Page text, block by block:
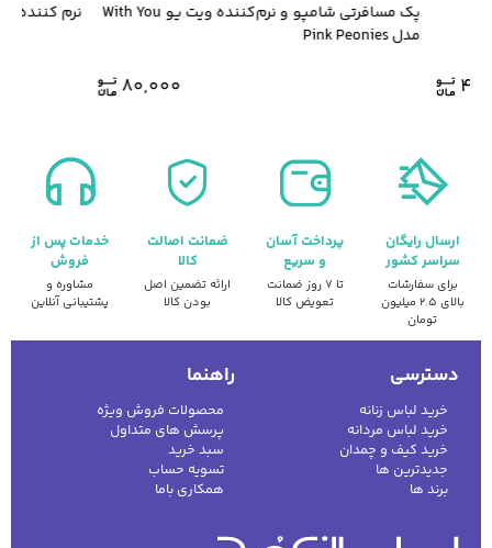
پک مسافرتی شامپو و نرم‌کننده ویت یو With You
مدل Pink Peonies
80,000
نرم کننده
ارسال رایگان
سراسر کشور
برای سفارشات
بالای ۲.۵ میلیون
تومان
پرداخت آسان
و سریع
تا ۷ روز ضمانت
تعویض کالا
ضمانت اصالت
کالا
ارائه تضمین اصل
بودن کالا
خدمات پس از
فروش
مشاوره و
پشتیبانی آنلاین
دسترسی
خرید لباس زنانه
خرید لباس مردانه
خرید کیف و چمدان
جدیدترین ها
برند ها
راهنما
محصولات فروش ویژه
پرسش های متداول
سبد خرید
تسویه حساب
همکاری باما